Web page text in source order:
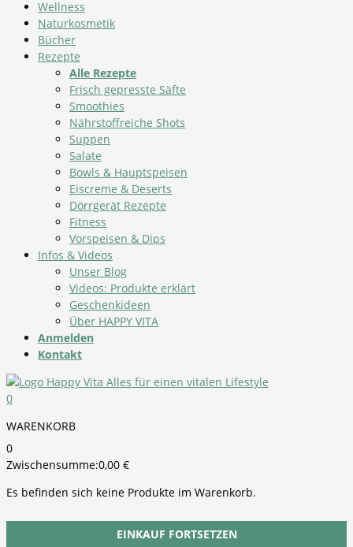
Wellness
Naturkosmetik
Bücher
Rezepte
Alle Rezepte
Frisch gepresste Säfte
Smoothies
Nährstoffreiche Shots
Suppen
Salate
Bowls & Hauptspeisen
Eiscreme & Deserts
Dörrgerät Rezepte
Fitness
Vorspeisen & Dips
Infos & Videos
Unser Blog
Videos: Produkte erklärt
Geschenkideen
Über HAPPY VITA
Anmelden
Kontakt
0
WARENKORB
0
Zwischensumme:0,00 €
Es befinden sich keine Produkte im Warenkorb.
EINKAUF FORTSETZEN